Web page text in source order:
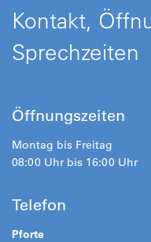
Kontakt,
Sprechzeiten
Öffnungszeiten
Montag bis Freitag
08:00 Uhr bis 16:00 Uhr
Telefon
Pforte